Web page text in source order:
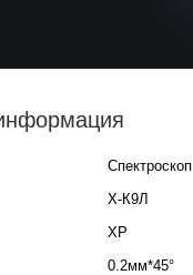
Спектроскоп
Х-К9Л
ХР
0.2мм*45°